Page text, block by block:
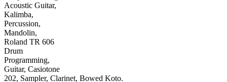
Acoustic Guitar,
Kalimba,
Percussion,
Mandolin,
Roland TR 606
Drum
Programming,
Guitar, Casiotone
202, Sampler, Clarinet, Bowed Koto.